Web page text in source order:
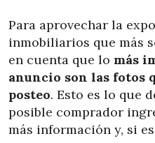
Para aprovechar la
inmobiliarios que más
en cuenta que lo más
anuncio son las fotos
posteo. Esto es lo que
posible comprador
más información y, si